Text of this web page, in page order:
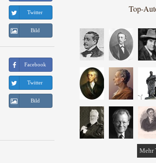
Twitter
Bild
Facebook
Twitter
Bild
Top-
Mehr